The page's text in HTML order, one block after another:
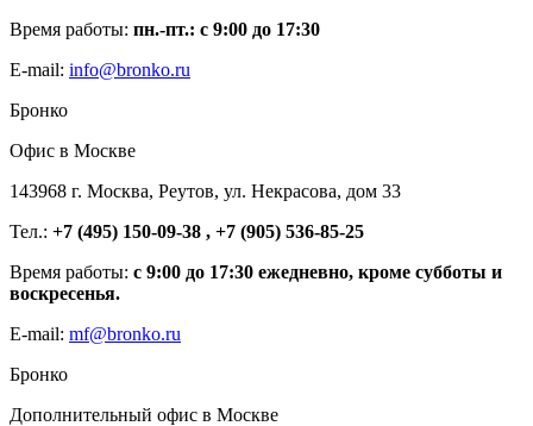
Время работы: пн.-пт.: с 9:00 до 17:30
E-mail: info@bronko.ru
Бронко
Офис в Москве
143968 г. Москва, Реутов, ул. Некрасова, дом 33
Тел.: +7 (495) 150-09-38 , +7 (905) 536-85-25
Время работы: с 9:00 до 17:30 ежедневно, кроме субботы и
воскресенья.
E-mail: mf@bronko.ru
Бронко
Дополнительный офис в Москве